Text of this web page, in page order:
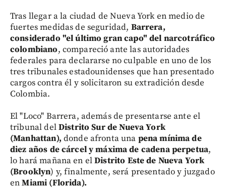
Tras llegar a la ciudad de Nueva York en medio de
fuertes medidas de seguridad, Barrera,
considerado "el último gran capo" del narcotráfico
colombiano, compareció ante las autoridades
federales para declararse no culpable en uno de los
tres tribunales estadounidenses que han presentado
cargos contra él y solicitaron su extradición desde
Colombia.
El "Loco" Barrera, además de presentarse ante el
tribunal delDistrito Sur de Nueva York
(Manhattan), donde afronta una pena mínima de
diez años de cárcel y máxima de cadena perpetua,
lo hará mañana en elDistrito Este de Nueva York
(Brooklyn) y, finalmente, será presentado y juzgado
enMiami (Florida).